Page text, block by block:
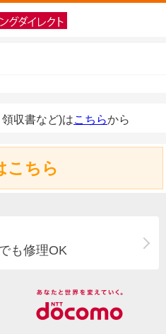
収書など)はこちらから
こちら
も修理OK